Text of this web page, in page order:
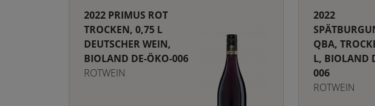
2022 PRIMUS ROT
TROCKEN, 0,75 L
DEUTSCHER WEIN,
BIOLAND DE-ÖKO-006
ROTWEIN
2022
QBA,
L, BIOLAND
006
ROTWEIN